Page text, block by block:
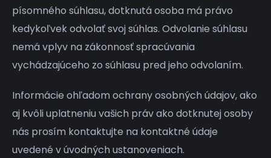
písomného súhlasu, dotknutá osoba má právo
kedykoľvek odvolať svoj súhlas. Odvolanie súhlasu
nemá vplyv na zákonnosť spracúvania
vychádzajúceho zo súhlasu pred jeho odvolaním.
Informácie ohľadom ochrany osobných údajov, ako
aj kvôli uplatneniu vašich práv ako dotknutej osoby
nás prosím kontaktujte na kontaktné údaje
uvedené v úvodných ustanoveniach.